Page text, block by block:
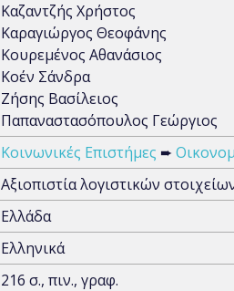
Καζαντζής Χρήστος
Καραγιώργος Θεοφάνης
Κουρεμένος Αθανάσιος
Κοέν Σάνδρα
Ζήσης Βασίλειος
Παπαναστασόπουλος Γεώργιος
Κοινωνικές Επιστήμες ➨
Αξιοπιστία λογιστικών
Ελλάδα
Ελληνικά
216 σ., πιν., γραφ.